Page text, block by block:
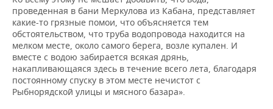
проведенная в бани Меркулова из Кабана, представляет
какие-то грязные помои, что объясняется тем
обстоятельством, что труба водопровода находится на
мелком месте, около самого берега, возле купален. И
вместе с водою забирается всякая дрянь,
накапливающаяся здесь в течение всего лета, благодаря
постоянному спуску в этом месте нечистот с
Рыбнорядской улицы и мясного базара».